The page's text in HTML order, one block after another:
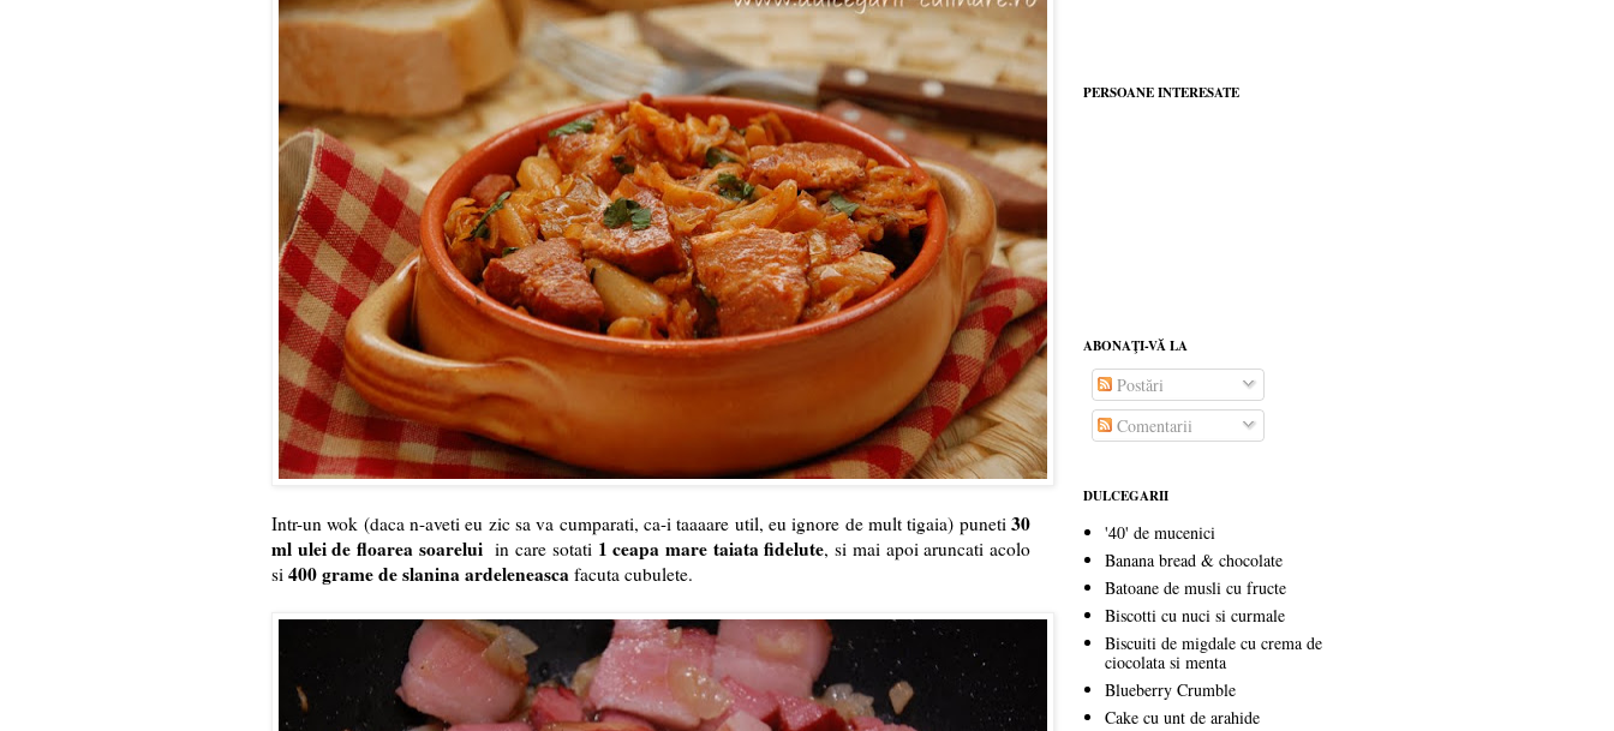
Intr-un wok (daca n-aveti eu zic sa va cumparati, ca-i taaaare util, eu ignore de mult tigaia) puneti 30
ml ulei de floarea soarelui in care sotati 1 ceapa mare taiata fidelute, si mai apoi aruncati acolo
si 400 grame de slanina ardeleneasca facuta cubulete.
PERSOANE INTERESATE
ABONAŢI-VĂ LA
Postări
Comentarii
DULCEGARII
'40' de mucenici
Banana bread & chocolate
Batoane de musli cu fructe
Biscotti cu nuci si curmale
Biscuiti de migdale cu crema de
ciocolata si menta
Blueberry Crumble
Cake cu unt de arahide